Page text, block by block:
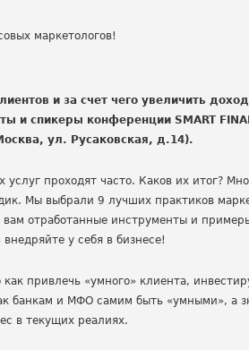
и за счет чего увеличить
и спикеры конференции SMART
ул. Русаковская, д.14).
проходят часто. Каков их итог?
Мы выбрали 9 лучших практиков
отработанные инструменты и
у себя в бизнесе!
как привлечь «умного» клиента,
банкам и МФО самим быть «умными», а
в текущих реалиях.